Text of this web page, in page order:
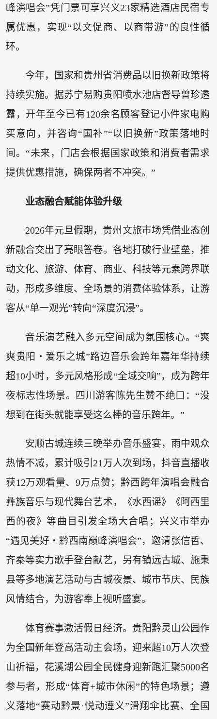
峰演唱会”凭门票可享兴义23家精选酒店民宿专
属优惠，实现“以文促商、以商带游”的良性循
环。
今年，国家和贵州省消费品以旧换新政策将
持续实施。据苏宁易购贵阳喷水池店督导曾珍透
露，开年至今已有120余名顾客登记小件家电购
买意向，并咨询“国补”“以旧换新”政策落地时
间。“未来，门店会根据国家政策和消费者需求
提供优惠措施，确保两者不冲突。”
业态融合赋能体验升级
2026年元旦假期，贵州文旅市场凭借业态创
新融合交出了亮眼答卷。各地打破行业壁垒，推
动文化、旅游、体育、商业、科技等元素跨界联
动，形成多维度、全场景的消费体验体系，让游
客从“单一观光”转向“深度沉浸”。
音乐演艺融入多元空间成为氛围核心。“爽
爽贵阳・爱乐之城”路边音乐会跨年嘉年华持续
超10小时，多元风格形成“全域交响”，成为跨年
夜标志性场景。四川游客陈先生赞不绝口：“没
想到在街头就能享受这么棒的音乐跨年。”
安顺古城连续三晚举办音乐盛宴，雨中观众
热情不减，累计吸引21万人次到场，抖音直播收
获12万观看量、9万点赞；黔西跨年演唱会融合
彝族音乐与现代舞台艺术，《水西谣》《阿西里
西的夜》等曲目引发全场大合唱；兴义市举办
“遇见美好・黔西南巅峰演唱会”，邀请张信哲、
齐秦等实力歌手登台献艺，另有镇远古城、施秉
县等多地演艺活动与古城夜景、城市节庆、民族
风情结合，为游客奉上视听盛宴。
体育赛事激活假日经济。贵阳黔灵山公园作
为全国新年登高活动主会场，迎来超10万人次登
山祈福，花溪湖公园全民健身迎新跑汇聚5000名
参与者，形成“体育+城市休闲”的特色场景；遵
义落地“赛动黔景·悦动遵义”滑翔伞比赛、全国